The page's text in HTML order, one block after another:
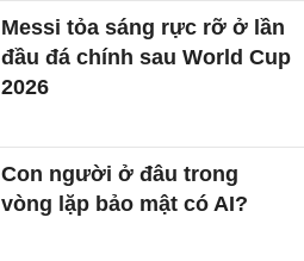
Messi tỏa sáng rực rỡ ở lần
đầu đá chính sau World Cup
2026
Con người ở đâu trong
vòng lặp bảo mật có AI?